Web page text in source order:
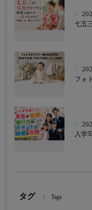
タグ Tags